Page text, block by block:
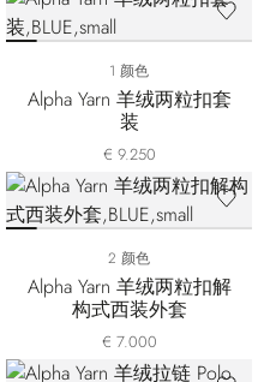
1 颜色
Alpha Yarn 羊绒两粒扣套
装
€ 9.250
2 颜色
Alpha Yarn 羊绒两粒扣解
构式西装外套
€ 7.000